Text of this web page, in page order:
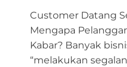
Customer Datang
Mengapa
Kabar? Banyak
“melakukan